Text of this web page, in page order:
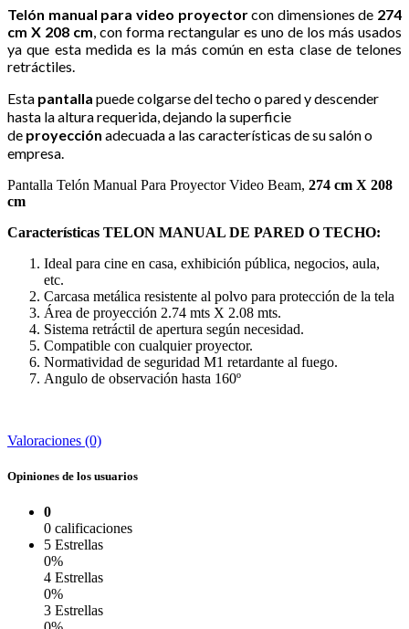
Telón manual para video proyectorcon dimensiones de 274
cm X 208 cm , con forma rectangular es uno de los más usados
ya que esta medida es la más común en esta clase de telones
retráctiles.
Esta pantalla puede colgarse del techo o pared y descender
hasta la altura requerida, dejando la superficie
de proyección adecuada a las características de su salón o
empresa.
Pantalla Telón Manual Para Proyector Video Beam, 274 cm X 208
cm
Características TELON MANUAL DE PARED O TECHO:
Ideal para cine en casa, exhibición pública, negocios, aula,
etc.
Carcasa metálica resistente al polvo para protección de la tela
Área de proyección 2.74 mts X 2.08 mts.
Sistema retráctil de apertura según necesidad.
Compatible con cualquier proyector.
Normatividad de seguridad M1 retardante al fuego.
Angulo de observación hasta 160º
Valoraciones (0)
Opiniones de los usuarios
0
0 calificaciones
5 Estrellas
0%
4 Estrellas
0%
3 Estrellas